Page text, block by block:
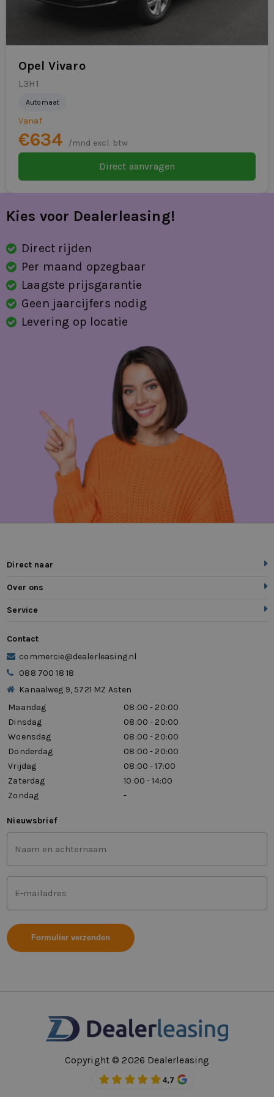
Opel Vivaro
L3H1
Automaat
Vanaf
€634 /mnd excl. btw
Direct aanvragen
Kies voor Dealerleasing!
Direct rijden
Per maand opzegbaar
Laagste prijsgarantie
Geen jaarcijfers nodig
Levering op locatie
Direct naar
Over ons
Service
Contact
commercie@dealerleasing.nl
088 700 18 18
Kanaalweg 9, 5721 MZ Asten
Maandag
08:00 - 20:00
Dinsdag
08:00 - 20:00
Woensdag
08:00 - 20:00
Donderdag
08:00 - 20:00
Vrijdag
08:00 - 17:00
Zaterdag
10:00 - 14:00
Zondag
-
Nieuwsbrief
Voor-
en
achternaam
(Vereist)
Mailadres
(Vereist)
Copyright © 2026 Dealerleasing